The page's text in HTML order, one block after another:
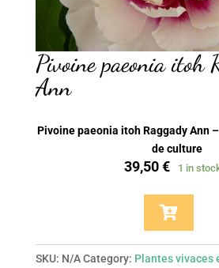
Pivoine paeonia itoh
Ann
Pivoine paeonia itoh Raggady Ann
de culture
39,50€ 1 in
paeonia
Raggady
SKU: N/A Category: Plantes vivaces